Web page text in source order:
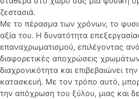
ζεστασιά.
Με το πέρασμα των χρόνων, το
αξία του. Η δυνατότητα
επαναχρωματισμού, επιλέγοντας
διαφορετικές αποχρώσεις
διαχρονικότητα και επιβεβαιώνει
κατασκευή. Με τον τρόπο αυτό,
την απόχρωση του ξύλου, μιας και